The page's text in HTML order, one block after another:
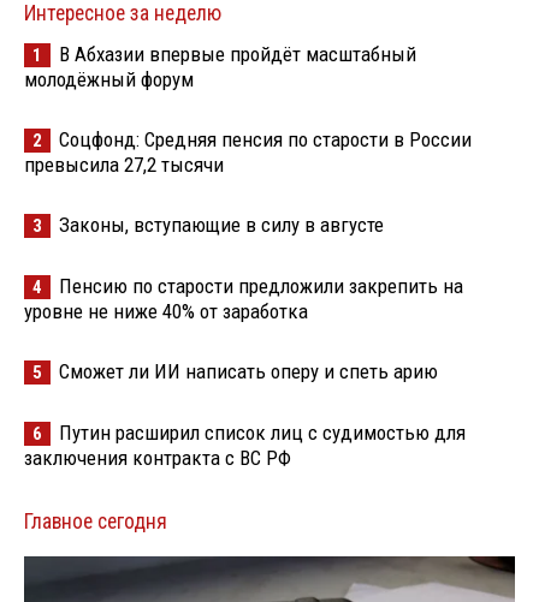
Интересное за неделю
1
В Абхазии впервые пройдёт масштабный
молодёжный форум
2
Соцфонд: Средняя пенсия по старости в России
превысила 27,2 тысячи
3 Законы, вступающие в силу в августе
4
Пенсию по старости предложили закрепить на
уровне не ниже 40% от заработка
5 Сможет ли ИИ написать оперу и спеть арию
6
Путин расширил список лиц с судимостью для
заключения контракта с ВС РФ
Главное сегодня